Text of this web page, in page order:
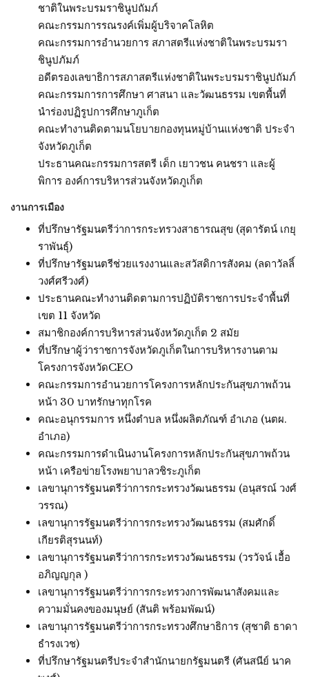
ชาติในพระบรมราชินูปถัมภ์
คณะกรรมการรณรงค์เพิ่มผู้บริจาคโลหิต
คณะกรรมการอำนวยการ สภาสตรีแห่งชาติในพระบรมรา
ชินูปภัมภ์
อดีตรองเลขาธิการสภาสตรีแห่งชาติในพระบรมราชินูปถัมภ์
คณะกรรมการการศึกษา ศาสนา และวัฒนธรรม เขตพื้นที่
นำร่องปฏิรูปการศึกษาภูเก็ต
คณะทำงานติดตามนโยบายกองทุนหมู่บ้านแห่งชาติ ประจำ
จังหวัดภูเก็ต
ประธานคณะกรรมการสตรี เด็ก เยาวชน คนชรา และผู้
พิการ องค์การบริหารส่วนจังหวัดภูเก็ต
งานการเมือง
ที่ปรึกษารัฐมนตรีว่าการกระทรวงสาธารณสุข (สุดารัตน์ เกยุ
ราพันธุ์)
ที่ปรึกษารัฐมนตรีช่วยแรงงานและสวัสดิการสังคม (ลดาวัลลิ์
วงศ์ศรีวงศ์)
ประธานคณะทำงานติดตามการปฏิบัติราชการประจำพื้นที่
เขต 11 จังหวัด
สมาชิกองค์การบริหารส่วนจังหวัดภูเก็ต 2 สมัย
ที่ปรึกษาผู้ว่าราชการจังหวัดภูเก็ตในการบริหารงานตาม
โครงการจังหวัดCEO
คณะกรรมการอำนวยการโครงการหลักประกันสุขภาพถ้วน
หน้า 30 บาทรักษาทุกโรค
คณะอนุกรรมการ หนึ่งตำบล หนึ่งผลิตภัณฑ์ อำเภอ (นตผ.
อำเภอ)
คณะกรรมการดำเนินงานโครงการหลักประกันสุขภาพถ้วน
หน้า เครือข่ายโรงพยาบาลวชิระภูเก็ต
เลขานุการรัฐมนตรีว่าการกระทรวงวัฒนธรรม (อนุสรณ์ วงศ์
วรรณ)
เลขานุการรัฐมนตรีว่าการกระทรวงวัฒนธรรม (สมศักดิ์
เกียรติสุรนนท์)
เลขานุการรัฐมนตรีว่าการกระทรวงวัฒนธรรม (วรวัจน์ เอื้อ
อภิญญกุล )
เลขานุการรัฐมนตรีว่าการกระทรวงการพัฒนาสังคมและ
ความมั่นคงของมนุษย์ (สันติ พร้อมพัฒน์)
เลขานุการรัฐมนตรีว่าการกระทรวงศึกษาธิการ (สุชาติ ธาดา
ธำรงเวช)
ที่ปรึกษารัฐมนตรีประจำสำนักนายกรัฐมนตรี (ศันสนีย์ นาค